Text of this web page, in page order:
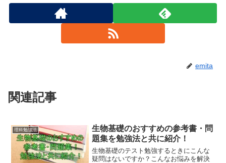
emita
関連記事
理科勉強法
生物基礎のおすすめの参考書・問
題集を勉強法と共に紹介！
生物基礎のテスト勉強するときにこんな
疑問はないですか？こんなお悩みを解決